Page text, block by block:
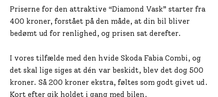
Priserne for den attraktive “Diamond Vask” starter fra
400 kroner, forstået på den måde, at din bil bliver
bedømt ud for renlighed, og prisen sat derefter.
I vores tilfælde med den hvide Skoda Fabia Combi, og
det skal lige siges at dén var beskidt, blev det dog 500
kroner. Så 200 kroner ekstra, føltes som godt givet ud.
Kort efter gik holdet i gang med bilen.